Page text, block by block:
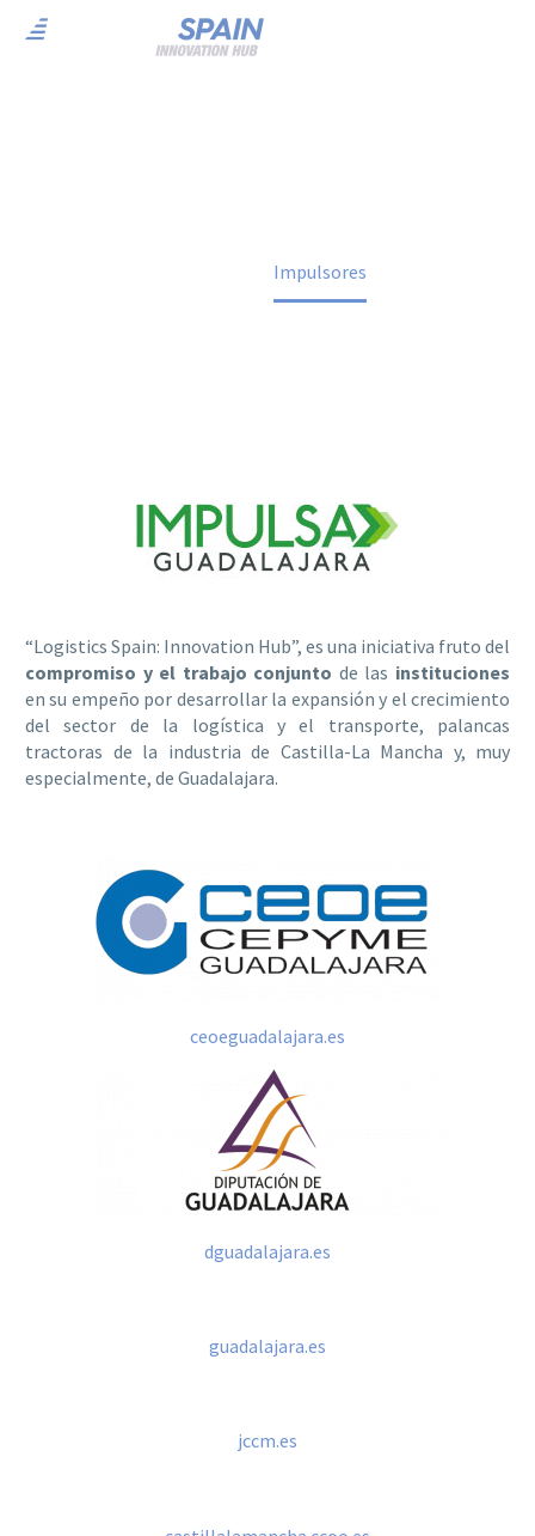
Impulsores
“Logistics Spain: Innovation Hub”, es una iniciativa fruto del
compromiso y el trabajo conjunto de las instituciones
en su empeño por desarrollar la expansión y el crecimiento
del sector de la logística y el transporte, palancas
tractoras de la industria de Castilla-La Mancha y, muy
especialmente, de Guadalajara.
ceoeguadalajara.es
dguadalajara.es
guadalajara.es
jccm.es